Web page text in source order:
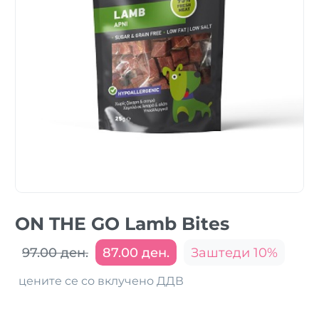
ON THE GO Lamb Bites
97.00 ден. 87.00 ден. Заштеди 10%
цените се со вклучено ДДВ